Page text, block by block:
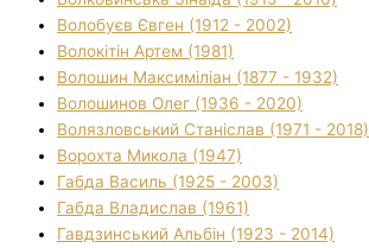
Волобуєв Євген (1912 - 2002)
Волокітін Артем (1981)
Волошин Максиміліан (1877 - 1932)
Волошинов Олег (1936 - 2020)
Волязловський Станіслав (1971 - 2018)
Ворохта Микола (1947)
Габда Василь (1925 - 2003)
Габда Владислав (1961)
Гавдзинський Альбін (1923 - 2014)